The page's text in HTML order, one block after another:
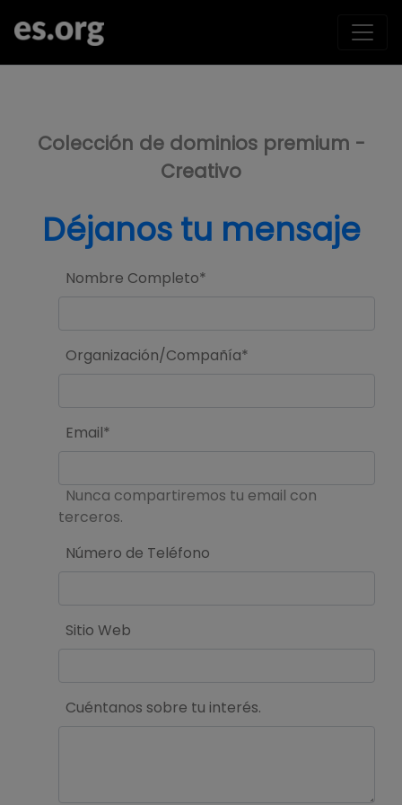
Colección de dominios premium -
Creativo
Déjanos tu mensaje
Nombre Completo*
Organización/Compañía*
Email*
Nunca compartiremos tu email con
terceros.
Número de Teléfono
Sitio Web
Cuéntanos sobre tu interés.